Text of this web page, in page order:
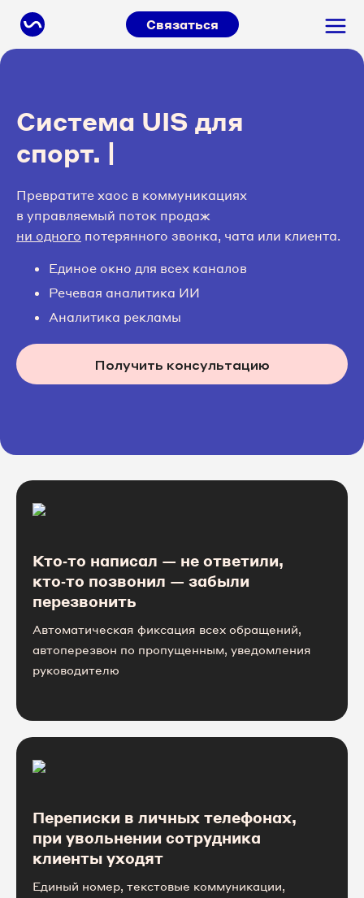
Связаться
Cистема UIS для
|
Превратите хаос в коммуникациях
в управляемый поток продаж
ни одного потерянного звонка, чата или клиента.
Единое окно для всех каналов
Речевая аналитика ИИ
Аналитика рекламы
Получить консультацию
Кто‑то написал — не ответили,
кто‑то позвонил — забыли
перезвонить
Автоматическая фиксация всех обращений,
автоперезвон по пропущенным, уведомления
руководителю
Переписки в личных телефонах,
при увольнении сотрудника
клиенты уходят
Единый номер, текстовые коммуникации,